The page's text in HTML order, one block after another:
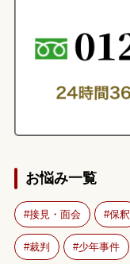
お悩み一覧
接見・面会 保釈
裁判 少年事件